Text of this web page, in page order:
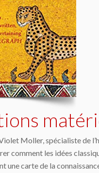
Moller, spécialiste de
comment les idées
une carte de la